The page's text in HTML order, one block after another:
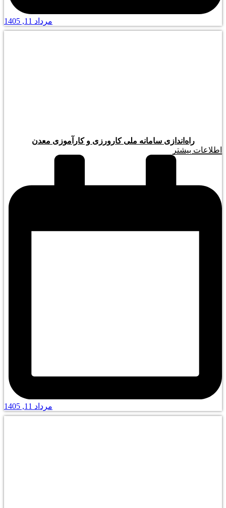
مرداد 11, 1405
راه‌اندازی سامانه ملی کارورزی و کارآموزی معدن
اطلاعات بیشتر
مرداد 11, 1405